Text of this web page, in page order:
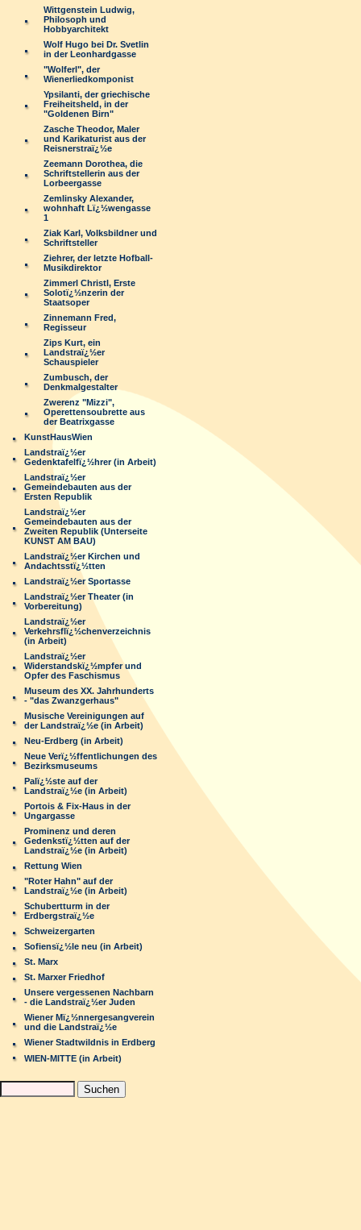
Wittgenstein Ludwig,
Philosoph und
Hobbyarchitekt
Wolf Hugo bei Dr. Svetlin
in der Leonhardgasse
"Wolferl", der
Wienerliedkomponist
Ypsilanti, der griechische
Freiheitsheld, in der
"Goldenen Birn"
Zasche Theodor, Maler
und Karikaturist aus der
Reisnerstraï¿½e
Zeemann Dorothea, die
Schriftstellerin aus der
Lorbeergasse
Zemlinsky Alexander,
wohnhaft Lï¿½wengasse
1
Ziak Karl, Volksbildner und
Schriftsteller
Ziehrer, der letzte Hofball-
Musikdirektor
Zimmerl Christl, Erste
Solotï¿½nzerin der
Staatsoper
Zinnemann Fred,
Regisseur
Zips Kurt, ein
Landstraï¿½er
Schauspieler
Zumbusch, der
Denkmalgestalter
Zwerenz "Mizzi",
Operettensoubrette aus
der Beatrixgasse
KunstHausWien
Landstraï¿½er
Gedenktafelfï¿½hrer (in Arbeit)
Landstraï¿½er
Gemeindebauten aus der
Ersten Republik
Landstraï¿½er
Gemeindebauten aus der
Zweiten Republik (Unterseite
KUNST AM BAU)
Landstraï¿½er Kirchen und
Andachtsstï¿½tten
Landstraï¿½er Sportasse
Landstraï¿½er Theater (in
Vorbereitung)
Landstraï¿½er
Verkehrsflï¿½chenverzeichnis
(in Arbeit)
Landstraï¿½er
Widerstandskï¿½mpfer und
Opfer des Faschismus
Museum des XX. Jahrhunderts
- "das Zwanzgerhaus"
Musische Vereinigungen auf
der Landstraï¿½e (in Arbeit)
Neu-Erdberg (in Arbeit)
Neue Verï¿½ffentlichungen des
Bezirksmuseums
Palï¿½ste auf der
Landstraï¿½e (in Arbeit)
Portois & Fix-Haus in der
Ungargasse
Prominenz und deren
Gedenkstï¿½tten auf der
Landstraï¿½e (in Arbeit)
Rettung Wien
"Roter Hahn" auf der
Landstraï¿½e (in Arbeit)
Schubertturm in der
Erdbergstraï¿½e
Schweizergarten
Sofiensï¿½le neu (in Arbeit)
St. Marx
St. Marxer Friedhof
Unsere vergessenen Nachbarn
- die Landstraï¿½er Juden
Wiener Mï¿½nnergesangverein
und die Landstraï¿½e
Wiener Stadtwildnis in Erdberg
WIEN-MITTE (in Arbeit)